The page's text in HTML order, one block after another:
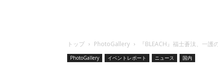
トップ PhotoGallery 『BLEACH』福士蒼汰、一
PhotoGallery イベントレポート ニュース 国内